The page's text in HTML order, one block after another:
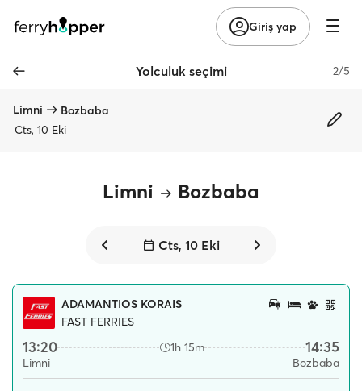
Giriş yap
Yolculuk seçimi 2/5
Limni
Bozbaba
Cts, 10 Eki
Limni Bozbaba
Cts, 10 Eki
ADAMANTIOS KORAIS
FAST FERRIES
13:20 1h 15m 14:35
Limni Bozbaba